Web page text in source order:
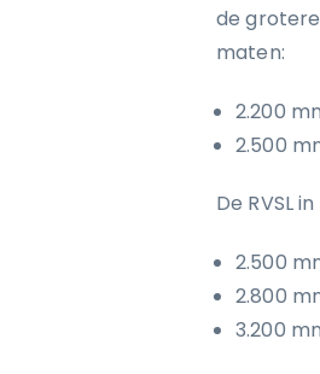
de grotere
maten:
2.200
2.500
De RVSL
2.500
2.800
3.200